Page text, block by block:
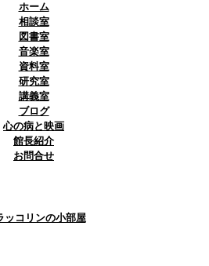
ホーム
相談室
図書室
音楽室
資料室
研究室
講義室
ブログ
心の病と映画
館長紹介
お問合せ